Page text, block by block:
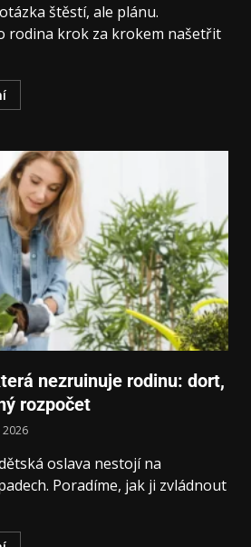
štěstí, ale plánu.
rodina krok za krokem našetřit
nezruinuje rodinu: dort,
rozpočet
2026
oslava nestojí na
Poradíme, jak ji zvládnout